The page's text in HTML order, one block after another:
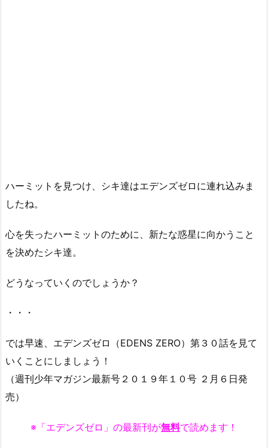
ハーミットを見つけ、シキ達はエデンズゼロに連れ込みま
したね。
心を失ったハーミットのために、新たな惑星に向かうこと
を決めたシキ達。
どうなっていくのでしょうか？
・・・
では早速、エデンズゼロ（EDENS ZERO）第３０話を見て
いくことにしましょう！
（週刊少年マガジン最新号２０１９年１０号 ２月６日発
売）
※「エデンズゼロ」の最新刊が無料で読めます！